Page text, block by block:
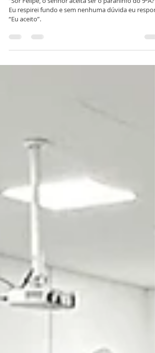
Diário de Bordo #29 - "Eu vos
declaro Paraninfo e 9ºA"
Eu respirei fundo e sem nenhuma dúvida eu